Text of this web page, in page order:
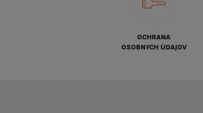
OCHRANA
OSOBNYCH ÚDAJOV